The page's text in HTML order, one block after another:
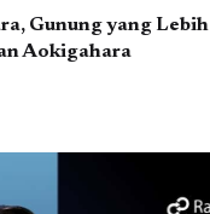
Gunung yang
Aokigahara